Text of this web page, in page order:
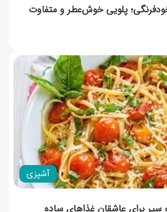
پلویی خوش‌عطر و متفاوت
آشپزی
سیر برای عاشقان غذاهای ساده